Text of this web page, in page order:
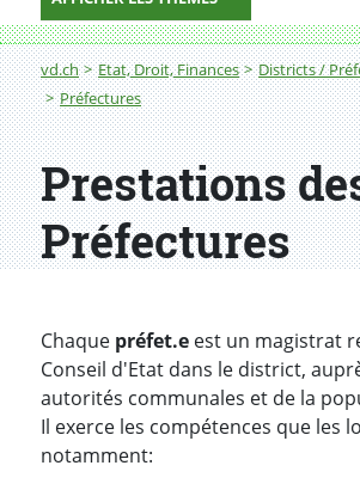
Fil d'Ariane
vd.ch Etat, Droit, Finances
Districts /
Préfectures
Prestations des Préfectures
Prestations
Préfectures
Chaque préfet.e est un magistrat
Conseil d'Etat dans le district,
autorités communales et de la
Il exerce les compétences que les
notamment: